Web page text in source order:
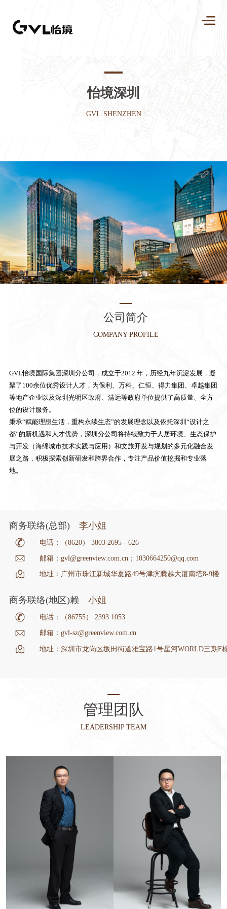
怡境深圳
GVL·SHENZHEN
公司简介
COMPANY PROFILE
GVL怡境国际集团深圳分公司，成立于2012 年，历经九年沉淀发展，凝
聚了100余位优秀设计人才，为保利、万科、仁恒、得力集团、卓越集团
等地产企业以及深圳光明区政府、清远等政府单位提供了高质量、全方
位的设计服务。
秉承“赋能理想生活，重构永续生态”的发展理念以及依托深圳“设计之
都”的新机遇和人才优势，深圳分公司将持续致力于人居环境、生态保护
与开发（海绵城市技术实践与应用）和文旅开发与规划的多元化融合发
展之路，积极探索创新研发和跨界合作，专注产品价值挖掘和专业落
地。
商务联络(总部) 李小姐
电话：（8620） 3803 2695 - 626
邮箱：gvl@greenview.com.cn；1030664250@qq.com
地址：广州市珠江新城华夏路49号津滨腾越大厦南塔8-9楼
商务联络(地区)赖 小姐
电话：（86755） 2393 1053
邮箱：gvl-sz@greenview.com.cn
地址：深圳市龙岗区坂田街道雅宝路1号星河WORLD三期F
管理团队
LEADERSHIP TEAM